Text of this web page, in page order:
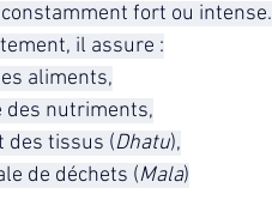
fort ou intense.
il assure :
aliments,
des nutriments,
des tissus (Dhatu),
de déchets (Mala)